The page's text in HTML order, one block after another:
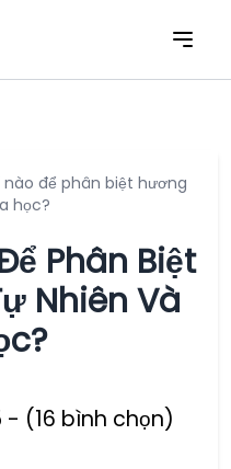
để phân biệt hương
học?
Phân Biệt
Nhiên Và
- (16 bình chọn)